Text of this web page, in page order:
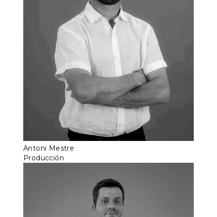
Antoni Mestre
Producción